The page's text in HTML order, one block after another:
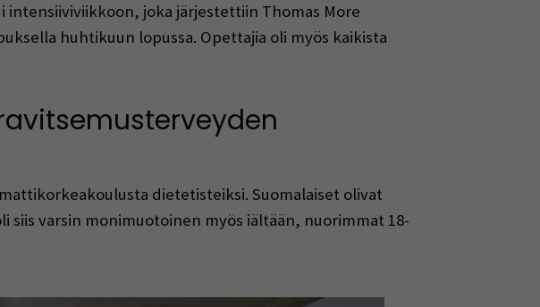
joka järjestettiin Thomas More
huhtikuun lopussa. Opettajia oli myös kaikista
dietetisteiksi. Suomalaiset olivat
siis varsin monimuotoinen myös iältään, nuorimmat 18-